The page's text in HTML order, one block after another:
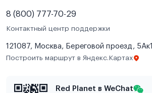
8 (800) 777-70-29
Контактный центр поддержки
121087, Москва, Береговой проезд, 5Ак1
Построить маршрут в Яндекс.Картах
Red Planet в WeChat